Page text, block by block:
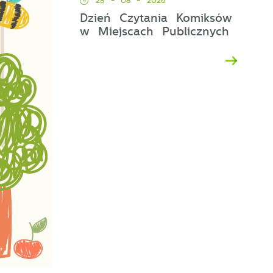
Dzień Czytania Komiksów
w Miejscach Publicznych